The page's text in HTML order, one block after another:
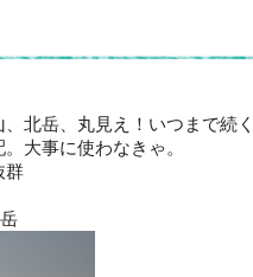
北岳、丸見え！いつまで
大事に使わなきゃ。
群